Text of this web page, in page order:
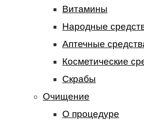
Витамины
Народные
Аптечные
Косметические
Скрабы
Очищение
О процедуре